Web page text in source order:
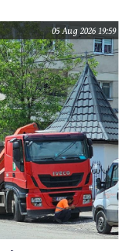
05 Aug 2026 19:59